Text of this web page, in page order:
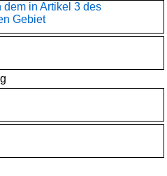
in Artikel 3 des
Gebiet